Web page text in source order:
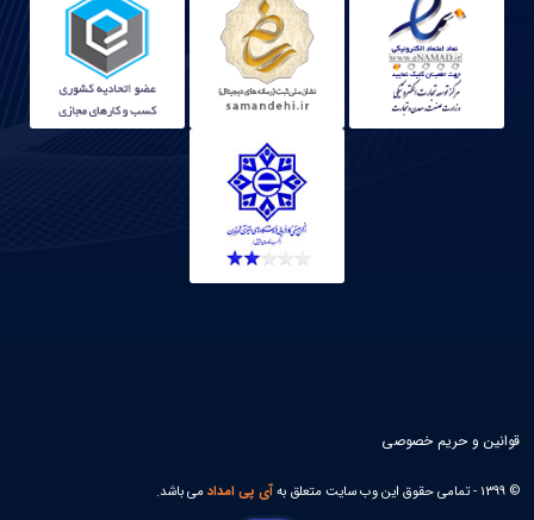
© 1399 - تمامی حقوق این وب سایت متعلق به آی پی امدادمی باشد.
قوانین و حریم خصوصی